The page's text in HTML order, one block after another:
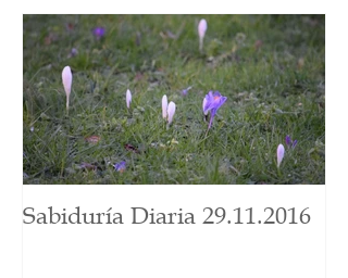
Sabiduría Diaria 29.11.2016